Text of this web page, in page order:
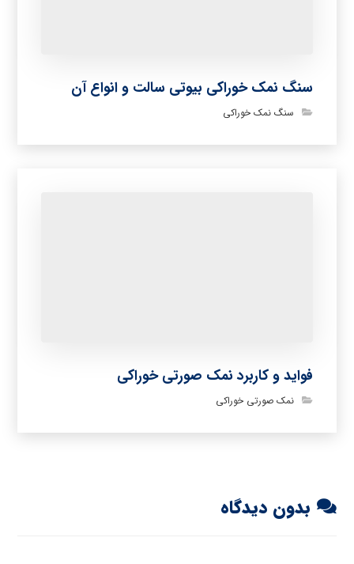
سنگ نمک خوراکی بیوتی سالت و انواع آن
سنگ نمک خوراکی
فواید و کاربرد نمک صورتی خوراکی
نمک صورتی خوراکی
بدون دیدگاه